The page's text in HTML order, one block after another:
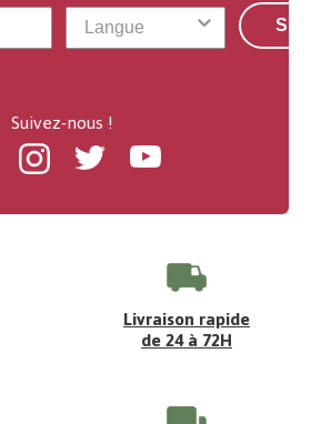
Suivez-nous !
InstagramTwitter Youtube
Livraison rapide
de 24 à 72H